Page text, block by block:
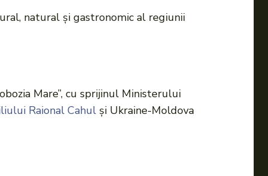
natural și gastronomic al regiunii
Mare”, cu sprijinul Ministerului
Raional Cahul și Ukraine-Moldova